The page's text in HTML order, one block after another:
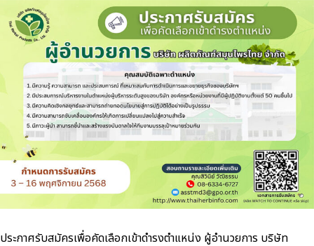
ประกาศรับสมัครเพื่อคัดเลือกเข้าดำรงตำแหน่ง ผู้อำนวยการ บริษัท